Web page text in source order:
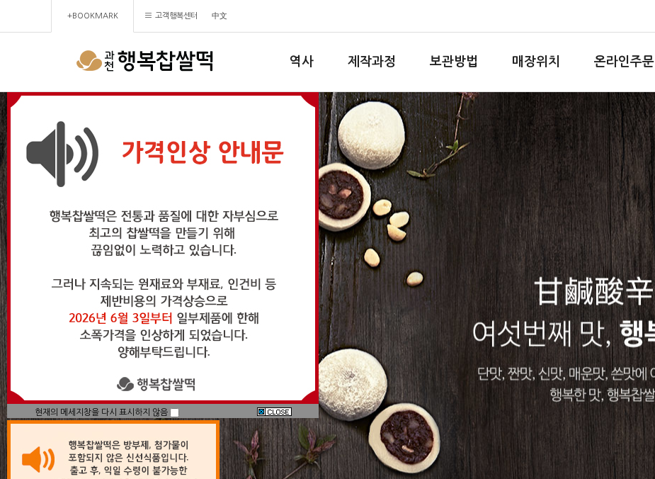
+BOOKMARK 고객행복센터 中文
역사 제작과정 보관방법 매장위치 온라인주문
현재의 메세지창을 다시 표시하지 않음